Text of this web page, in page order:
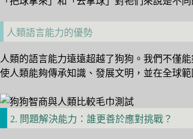
人類語言能力的優勢
人類的語言能力遠遠超越了狗狗。我們不僅
使人類能夠傳承知識、發展文明，並在全球範
2. 問題解決能力：誰更善於應對挑戰？